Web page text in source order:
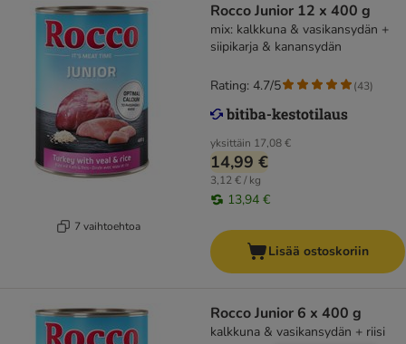
7 vaihtoehtoa
Rocco Junior 12 x 400 g
mix: kalkkuna & vasikansydän +
siipikarja & kanansydän
yksittäin 17,08 €
14,99 €
3,12 € / kg
13,94 €
Rating: 4.7/5 (43)
Lisää ostoskoriin
Rocco Junior 6 x 400 g
kalkkuna & vasikansydän + riisi